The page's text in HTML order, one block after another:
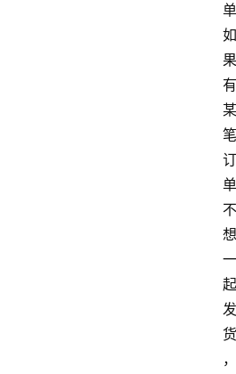
单
如
果
有
某
笔
订
单
不
想
一
起
发
货
，